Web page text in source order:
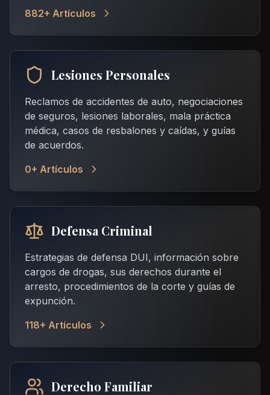
882+ Artículos
Lesiones Personales
Reclamos de accidentes de auto, negociaciones
de seguros, lesiones laborales, mala práctica
médica, casos de resbalones y caídas, y guías
de acuerdos.
0+ Artículos
Defensa Criminal
Estrategias de defensa DUI, información sobre
cargos de drogas, sus derechos durante el
arresto, procedimientos de la corte y guías de
expunción.
118+ Artículos
Derecho Familiar